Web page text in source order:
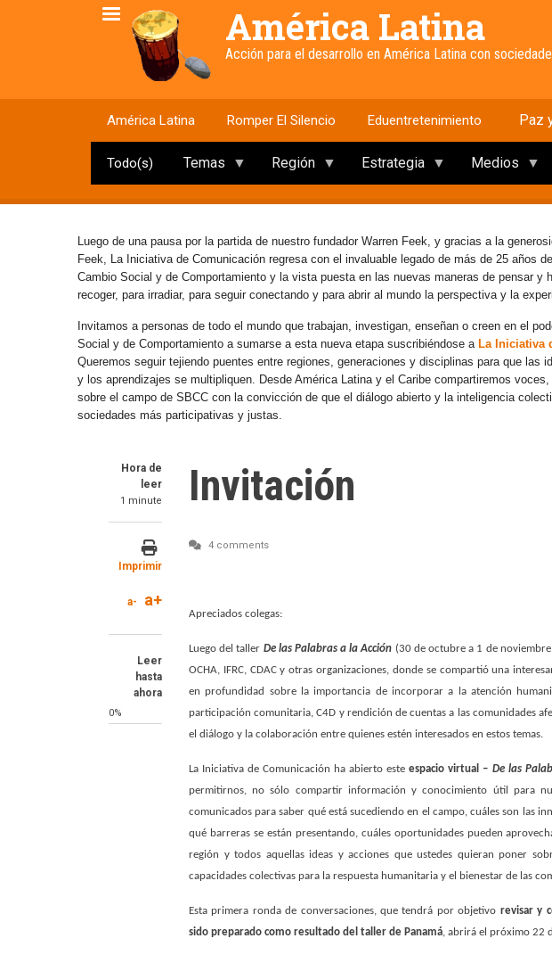
América Latina
Acción para el desarrollo en América Latina con
América Latina Romper El Silencio Eduentretenimiento Paz
Todo(s) Temas Región Estrategia Medios
Luego de una pausa por la partida de nuestro fundador Warren Feek, y gracias a la
Feek, La Iniciativa de Comunicación regresa con el invaluable legado de más de 25 años
Cambio Social y de Comportamiento y la vista puesta en las nuevas maneras de pensar y
recoger, para irradiar, para seguir conectando y para abrir al mundo la perspectiva y la
Invitamos a personas de todo el mundo que trabajan, investigan, enseñan o creen en el
Social y de Comportamiento a sumarse a esta nueva etapa suscribiéndose a La Iniciativa
Queremos seguir tejiendo puentes entre regiones, generaciones y disciplinas para que las
y los aprendizajes se multipliquen. Desde América Latina y el Caribe compartiremos
sobre el campo de SBCC con la convicción de que el diálogo abierto y la inteligencia
sociedades más participativas y justas.
Hora de
leer
1 minute
Imprimir
a- a+
Leer
hasta
ahora
0%
Invitación
4 comments
Apreciados colegas:
Luego del taller De las Palabras a la Acción (30 de octubre a 1 de
OCHA, IFRC, CDAC y otras organizaciones, donde se compartió una
en profundidad sobre la importancia de incorporar a la atención
participación comunitaria, C4D y rendición de cuentas a las comunidades
el diálogo y la colaboración entre quienes estén interesados en estos temas.
La Iniciativa de Comunicación ha abierto esteespacio virtual – De las
permitirnos, no sólo compartir información y conocimiento útil para
comunicados para saber qué está sucediendo en el campo, cuáles son las
qué barreras se están presentando, cuáles oportunidades pueden
región y todos aquellas ideas y acciones que ustedes quieran poner
capacidades colectivas para la respuesta humanitaria y el bienestar de las
Esta primera ronda de conversaciones, que tendrá por objetivo revisar y
sido preparado como resultado del taller de Panamá, abrirá el próximo 22